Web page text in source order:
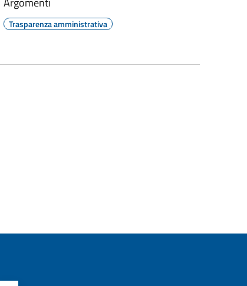
Trasparenza amministrativa